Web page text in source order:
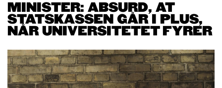
MINISTER: ABSURD, AT
STATSKASSEN GÅR I PLUS,
NÅR UNIVERSITETET FYRER